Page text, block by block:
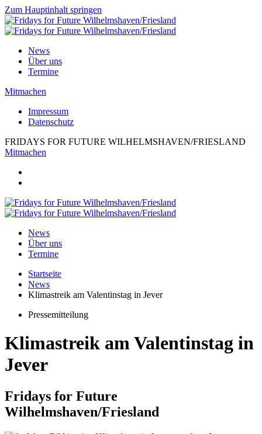
Zum Hauptinhalt springen
News
Über uns
Termine
Mitmachen
Impressum
Datenschutz
FRIDAYS FOR FUTURE WILHELMSHAVEN/FRIESLAND
Mitmachen
News
Über uns
Termine
Startseite
News
Klimastreik am Valentinstag in Jever
Pressemitteilung
Klimastreik am Valentinstag in
Jever
Fridays for Future
Wilhelmshaven/Friesland